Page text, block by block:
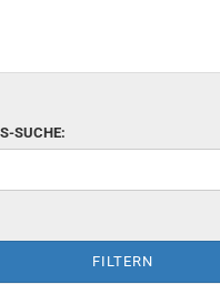
SUCHE:
FILTERN